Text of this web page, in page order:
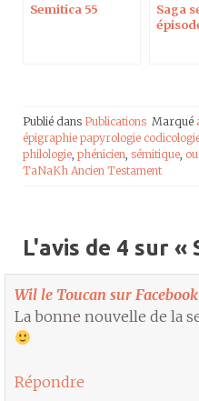
Semitica 55
Saga
Publié dans Publications Marqué
épigraphie papyrologie
philologie phénicien sémitique
TaNaKh Ancien Testament
L'avis de 4 sur «
Wil le Toucan sur Facebook
La bonne nouvelle de la
Répondre